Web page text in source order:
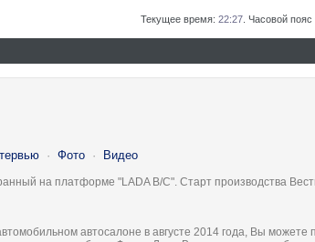
Текущее время: 22:27 . Часовой пояс
· Фото · Видео
на платформе "LADA B/C". Старт производства
автосалоне в августе 2014 года, Вы